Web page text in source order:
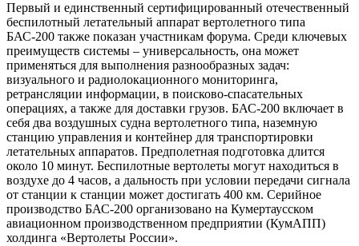
Первый и единственный сертифицированный отечественный
беспилотный летательный аппарат вертолетного типа
БАС-200 также показан участникам форума. Среди ключевых
преимуществ системы – универсальность, она может
применяться для выполнения разнообразных задач:
визуального и радиолокационного мониторинга,
ретрансляции информации, в поисково-спасательных
операциях, а также для доставки грузов. БАС-200 включает в
себя два воздушных судна вертолетного типа, наземную
станцию управления и контейнер для транспортировки
летательных аппаратов. Предполетная подготовка длится
около 10 минут. Беспилотные вертолеты могут находиться в
воздухе до 4 часов, а дальность при условии передачи сигнала
от станции к станции может достигать 400 км. Серийное
производство БАС-200 организовано на Кумертаусском
авиационном производственном предприятии (КумАПП)
холдинга «Вертолеты России».